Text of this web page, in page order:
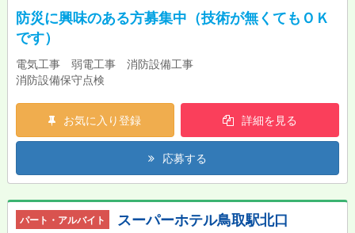
防災に興味のある方募集中（技術が無くてもＯＫ
です）
電気工事 弱電工事 消防設備工事
消防設備保守点検
お気に入り登録 詳細を見る
応募する
パート・アルバイト スーパーホテル鳥取駅北口